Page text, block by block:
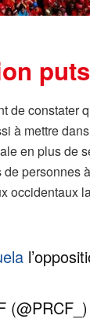
de constater
à mettre
en plus de
personnes
occidentaux
(@PRCF_)